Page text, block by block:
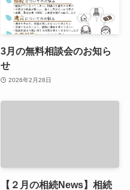
3月の無料相談会のお知ら
せ
2026年2月28日
【２月の相続News】相続